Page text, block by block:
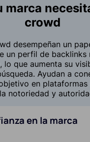
marca
crowd
desempeñan un
un perfil de backlinks
lo que aumenta su
Ayudan a
en plataformas
notoriedad y
en la marca